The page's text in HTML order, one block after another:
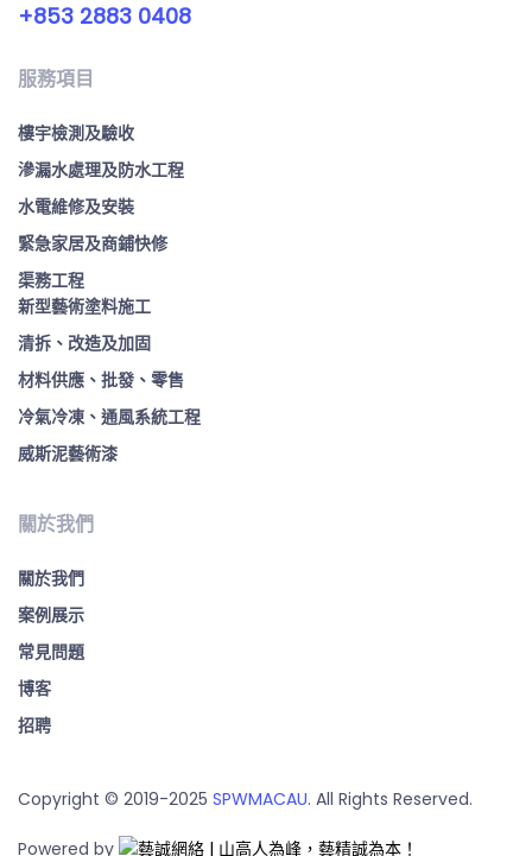
+853 2883 0408
服務項目
樓宇檢測及驗收
滲漏水處理及防水工程
水電維修及安裝
緊急家居及商鋪快修
渠務工程
新型藝術塗料施工
清拆、改造及加固
材料供應、批發、零售
冷氣冷凍、通風系統工程
威斯泥藝術漆
關於我們
關於我們
案例展示
常見問題
博客
招聘
Copyright © 2019-2025 SPWMACAU. All Rights Reserved.
Powered by